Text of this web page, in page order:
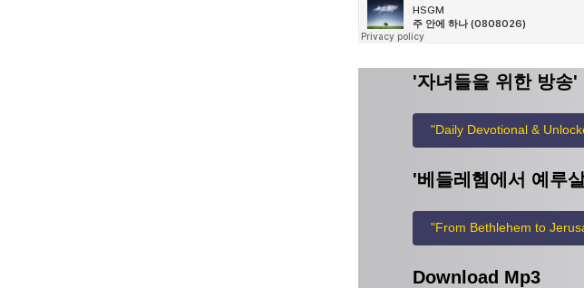
'자녀들을 위한 방송'
"Daily Devotional &
'베들레헴에서 예루
"From Bethlehem to
Download Mp3